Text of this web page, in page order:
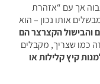
עם “אזהרת
נכון – הוא
הקצרצר הם
מקבלים
קלילות או